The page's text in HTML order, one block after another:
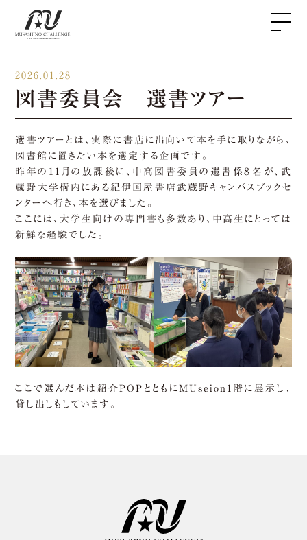
2026.01.28
図書委員会 選書ツアー
選書ツアーとは、実際に書店に出向いて本を手に取りながら、
図書館に置きたい本を選定する企画です。
昨年の11月の放課後に、中高図書委員の選書係８名が、武
蔵野大学構内にある紀伊国屋書店武蔵野キャンパスブックセ
ンターへ行き、本を選びました。
ここには、大学生向けの専門書も多数あり、中高生にとっては
新鮮な経験でした。
ここで選んだ本は紹介POPとともにMUseion1階に展示し、
貸し出しもしています。